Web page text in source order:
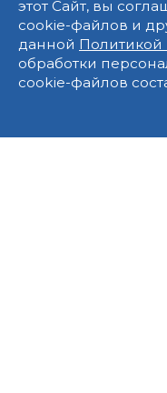
этот Сайт, вы
cookie-файлов и
данной Политикой
обработки
cookie-файлов